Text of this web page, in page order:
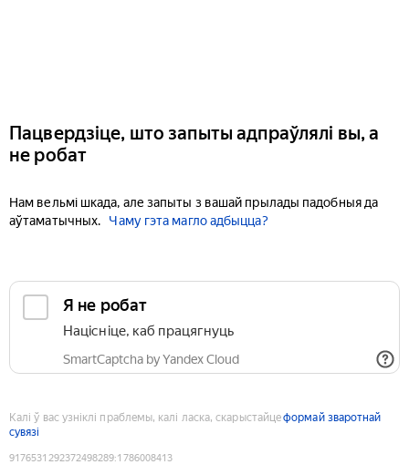
Пацвердзіце, што запыты адпраўлялі вы, а
не робат
Нам вельмі шкада, але запыты з вашай прылады падобныя да
аўтаматычных.
Чаму гэта магло адбыцца?
Я не робат
Націсніце, каб працягнуць
SmartCaptcha by Yandex Cloud
Калі ў вас узніклі праблемы, калі ласка, скарыстайцеформай зваротнай
сувязі
9176531292372498289:1786008413